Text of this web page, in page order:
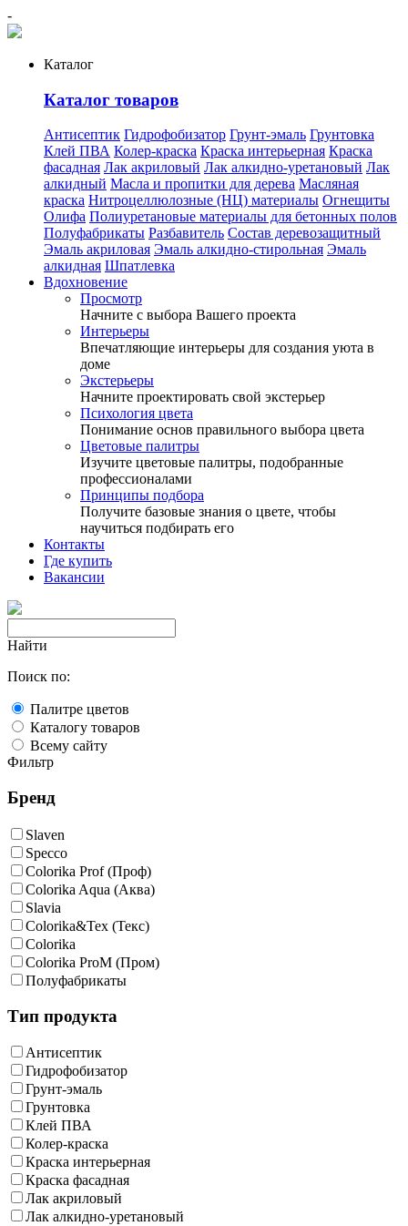
-
Каталог
Каталог товаров
Антисептик Гидрофобизатор Грунт-эмаль Грунтовка
Клей ПВА Колер-краска Краска интерьерная Краска
фасадная Лак акриловый Лак алкидно-уретановый Лак
алкидный Масла и пропитки для дерева Масляная
краска Нитроцеллюлозные (НЦ) материалы Огнещиты
Олифа Полиуретановые материалы для бетонных полов
Полуфабрикаты Разбавитель Состав деревозащитный
Эмаль акриловая Эмаль алкидно-стирольная Эмаль
алкидная Шпатлевка
Вдохновение
Просмотр
Начните с выбора Вашего проекта
Интерьеры
Впечатляющие интерьеры для создания уюта в
доме
Экстерьеры
Начните проектировать свой экстерьер
Психология цвета
Понимание основ правильного выбора цвета
Цветовые палитры
Изучите цветовые палитры, подобранные
профессионалами
Принципы подбора
Получите базовые знания о цвете, чтобы
научиться подбирать его
Контакты
Где купить
Вакансии
Найти
Поиск по:
Палитре цветов
Каталогу товаров
Всему сайту
Фильтр
Бренд
Slaven
Specco
Colorika Prof (Проф)
Colorika Aqua (Аква)
Slavia
Colorika&Tex (Текс)
Colorika
Colorika ProM (Пром)
Полуфабрикаты
Тип продукта
Антисептик
Гидрофобизатор
Грунт-эмаль
Грунтовка
Клей ПВА
Колер-краска
Краска интерьерная
Краска фасадная
Лак акриловый
Лак алкидно-уретановый